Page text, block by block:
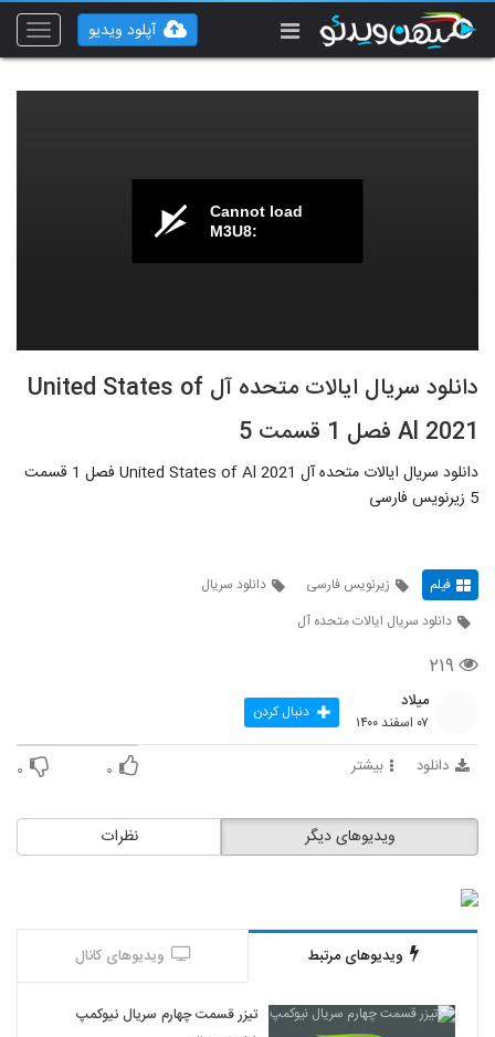
Toggle
آپلود ویدیو
Cannot load
M3U8:
دانلود سریال ایالات متحده آل United States of
Al 2021 فصل 1 قسمت 5
دانلود سریال ایالات متحده آل United States of Al 2021 فصل 1 قسمت
5 زیرنویس فارسی
فیلم زیرنویس فارسی
دانلود سریال
دانلود سریال ایالات متحده آل
۲۱۹
میلاد
۰۷ اسفند ۱۴۰۰ دنبال کردن
دانلود بیشتر ۰ ۰
نظرات ویدیوهای دیگر
ویدیوهای مرتبط ویدیوهای کانال
تیزر قسمت چهارم سریال نیوکمپ